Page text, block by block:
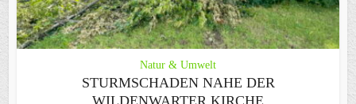
Natur & Umwelt
STURMSCHADEN NAHE DER
WILDENWARTER KIRCHE